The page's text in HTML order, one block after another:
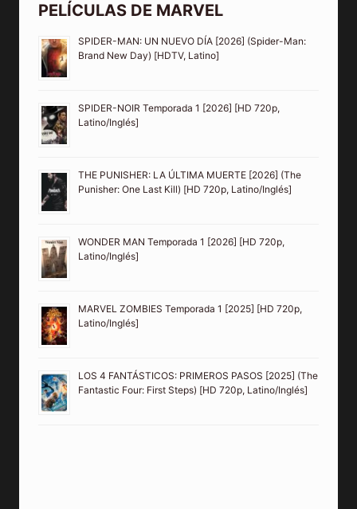
PELÍCULAS DE MARVEL
SPIDER-MAN: UN NUEVO DÍA [2026] (Spider-Man:
Brand New Day) [HDTV, Latino]
SPIDER-NOIR Temporada 1 [2026] [HD 720p,
Latino/Inglés]
THE PUNISHER: LA ÚLTIMA MUERTE [2026] (The
Punisher: One Last Kill) [HD 720p, Latino/Inglés]
WONDER MAN Temporada 1 [2026] [HD 720p,
Latino/Inglés]
MARVEL ZOMBIES Temporada 1 [2025] [HD 720p,
Latino/Inglés]
LOS 4 FANTÁSTICOS: PRIMEROS PASOS [2025] (The
Fantastic Four: First Steps) [HD 720p, Latino/Inglés]